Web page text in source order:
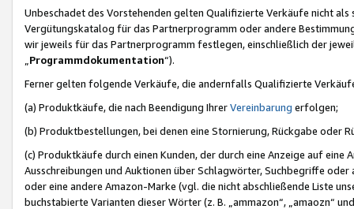
Unbeschadet des Vorstehenden gelten Qualifizierte Verkäufe nicht
Vergütungskatalog für das Partnerprogramm oder andere
wir jeweils für das Partnerprogramm festlegen, einschließlich der
Programmdokumentation“).
Ferner gelten folgende Verkäufe, die andernfalls Qualifizierte
(a) Produktkäufe, die nach Beendigung IhrerVereinbarung erfolgen;
(b) Produktbestellungen, bei denen eine Stornierung, Rückgabe oder
(c) Produktkäufe durch einen Kunden, der durch eine Anzeige auf
Ausschreibungen und Auktionen über Schlagwörter, Suchbegriffe
oder eine andere Amazon-Marke (vgl. die nicht abschließende Liste
buchstabierte Varianten dieser Wörter (z. B. „ammazon“, „amaozn“